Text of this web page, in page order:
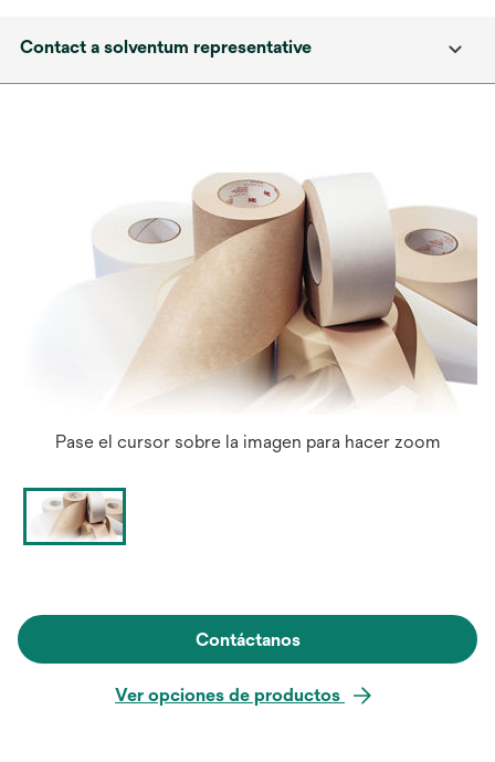
Contact a solventum representative
Pase el cursor sobre la imagen para hacer zoom
Contáctanos
Ver opciones de productos